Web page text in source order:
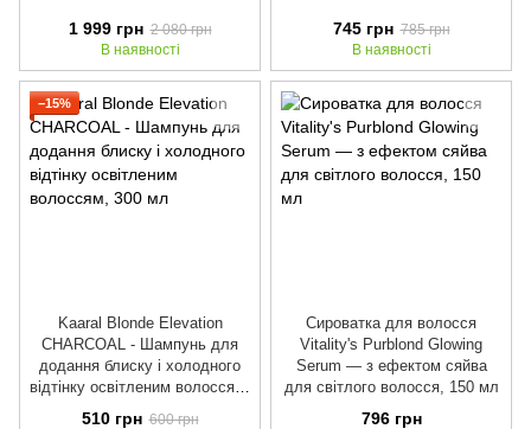
1 999 грн 2 080 грн
В наявності
745 грн 785 грн
В наявності
−15%
Kaaral Blonde Elevation
CHARCOAL - Шампунь для
додання блиску і холодного
відтінку освітленим волоссям,
510 грн 600 грн
Сироватка для волосся
Vitality's Purblond Glowing
Serum — з ефектом сяйва
для світлого волосся, 150 мл
796 грн